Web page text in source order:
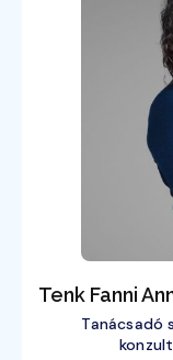
Tenk Fanni
Tanácsadó